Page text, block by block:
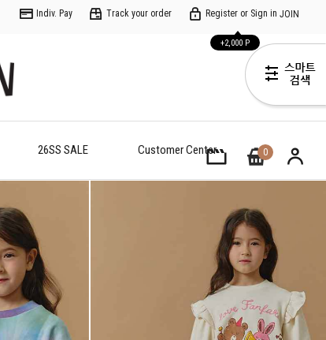
Indiv. Pay Track your order Register or Sign in JOIN
+2,000 P
26SS SALE Customer Center 0